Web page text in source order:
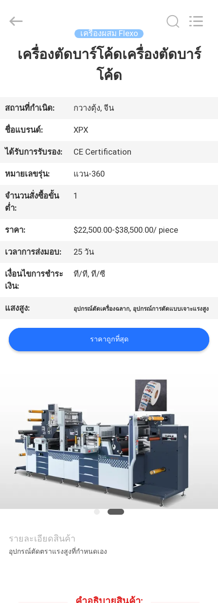
หน้า
สินค้า
วิดีโอ
รายการ
VR
เกี่ยว
กับ
เรา
ทัวร์
โรงงาน
คุณภาพ
ติดต่อ
เรา
ข่าว
กรณี
XPX
เครื่องผสม Flexo
เครื่องตัดบาร์โค้ดเครื่องตัดบาร์
โค้ด
สถานที่กำเนิด: กวางตุ้ง, จีน
ชื่อแบรนด์: XPX
ได้รับการรับรอง: CE Certification
หมายเลขรุ่น: แวน-360
จำนวนสั่งซื้อขั้น
ต่ำ:
1
ราคา: $22,500.00-$38,500.00/ piece
เวลาการส่งมอบ: 25 วัน
เงื่อนไขการชำระ
เงิน:
ที/ที, ที/ซี
แสงสูง: อุปกรณ์ตัดเครื่องฉลาก, อุปกรณ์การตัดแบบเจาะแรงสูง
ราคาถูกที่สุด
รายละเอียดสินค้า
อุปกรณ์ตัดตราแรงสูงที่กําหนดเอง